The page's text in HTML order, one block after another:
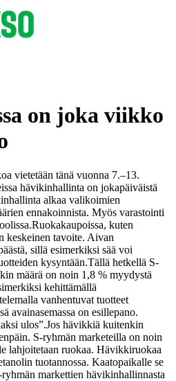
on joka viikko
vietetään tänä vuonna 7.–13.
hävikinhallinta on jokapäiväistä
alkaa valikoimien
ennakoinnista. Myös varastointi
Ruokakaupoissa, kuten
keskeinen tavoite. Aivan
sillä esimerkiksi sää voi
kysyntään.Tällä hetkellä S-
määrä on noin 1,8 % myydystä
kehittämällä
vanhentuvat tuotteet
avainasemassa on esillepano.
ulos”.Jos hävikkiä kuitenkin
S-ryhmän marketeilla on noin
lahjoitetaan ruokaa. Hävikkiruokaa
tuotannossa. Kaatopaikalle se
markettien hävikinhallinnasta